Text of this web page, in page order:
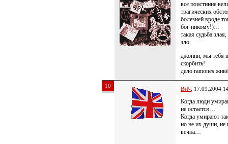
все поистинне
трагических
болезней вроде
бог никому!)…
такая судьба
зло.
джонни, мы тебя
скорбить!
дело ramones
10 BeN , 17.09.2004
Когда люди
не остается…
Когда умирают
но не их души, не
вечна…